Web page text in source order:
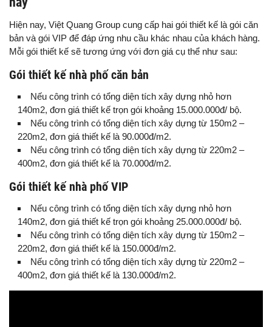
Hiện nay, Việt Quang Group cung cấp hai gói thiết kế là gói căn
bản và gói VIP để đáp ứng nhu cầu khác nhau của khách hàng.
Mỗi gói thiết kế sẽ tương ứng với đơn giá cụ thể như sau:
Gói thiết kế nhà phố căn bản
Nếu công trình có tổng diện tích xây dựng nhỏ hơn
140m2, đơn giá thiết kế trọn gói khoảng 15.000.000đ/ bộ.
Nếu công trình có tổng diện tích xây dựng từ 150m2 –
220m2, đơn giá thiết kế là 90.000đ/m2.
Nếu công trình có tổng diện tích xây dựng từ 220m2 –
400m2, đơn giá thiết kế là 70.000đ/m2.
Gói thiết kế nhà phố VIP
Nếu công trình có tổng diện tích xây dựng nhỏ hơn
140m2, đơn giá thiết kế trọn gói khoảng 25.000.000đ/ bộ.
Nếu công trình có tổng diện tích xây dựng từ 150m2 –
220m2, đơn giá thiết kế là 150.000đ/m2.
Nếu công trình có tổng diện tích xây dựng từ 220m2 –
400m2, đơn giá thiết kế là 130.000đ/m2.